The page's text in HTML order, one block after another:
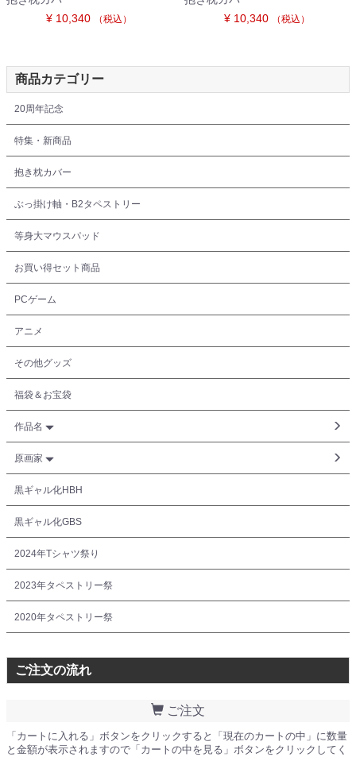
¥ 10,340
（税込）
¥ 10,340
（税込）
商品カテゴリー
20周年記念
特集・新商品
抱き枕カバー
ぶっ掛け軸・B2タペストリー
等身大マウスパッド
お買い得セット商品
PCゲーム
アニメ
その他グッズ
福袋＆お宝袋
作品名
原画家
黒ギャル化HBH
黒ギャル化GBS
2024年Tシャツ祭り
2023年タペストリー祭
2020年タペストリー祭
ご注文の流れ
ご注文
「カートに入れる」ボタンをクリックすると「現在のカートの中」に数量
と金額が表示されますので「カートの中を見る」ボタンをクリックしてく